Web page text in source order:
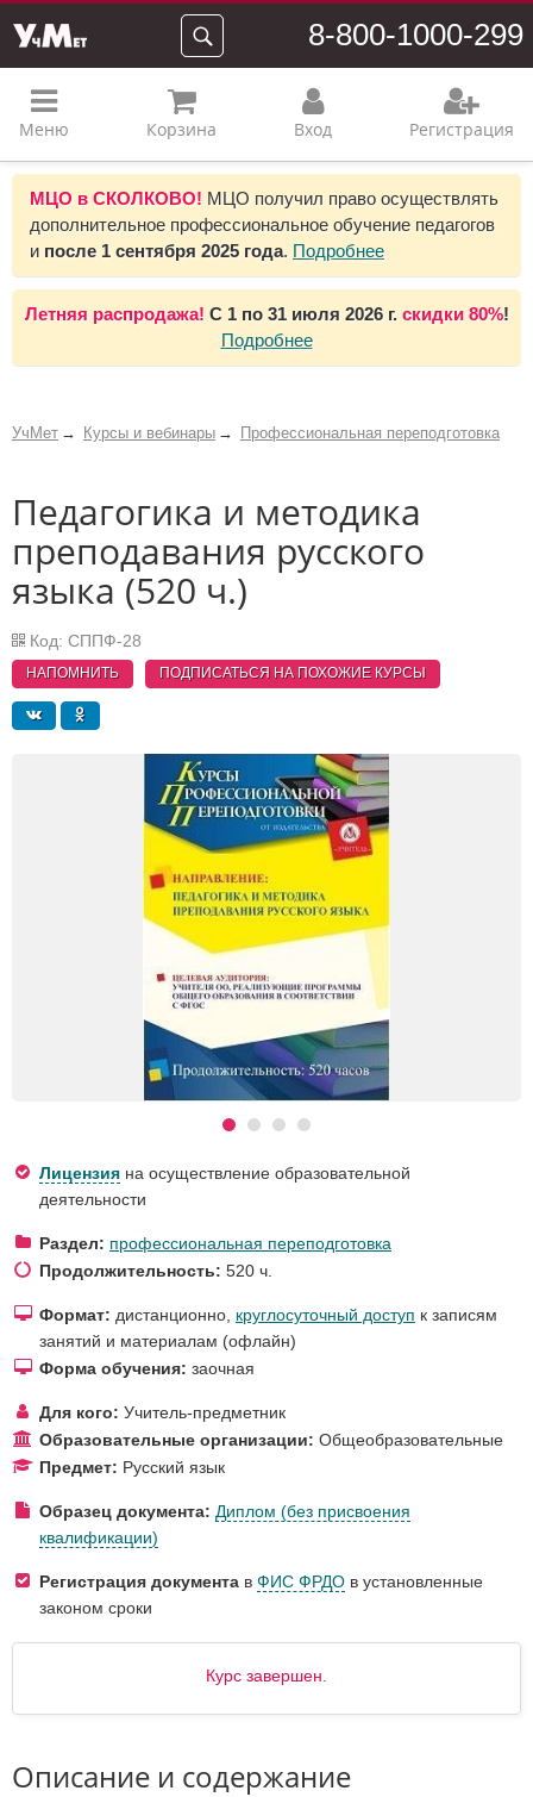
8-800-1000-299
Меню Корзина Вход Регистрация
МЦО в СКОЛКОВО! МЦО получил право осуществлять
дополнительное профессиональное обучение педагогов
и после 1 сентября 2025 года. Подробнее
Летняя распродажа! С 1 по 31 июля 2026 г. скидки 80%!
Подробнее
УчМет Курсы и вебинары Профессиональная переподготовка
Педагогика и методика
преподавания русского
языка (520 ч.)
Код: СППФ-28
НАПОМНИТЬ ПОДПИСАТЬСЯ НА ПОХОЖИЕКУРСЫ
Лицензия на осуществление образовательной
деятельности
Раздел: профессиональная переподготовка
Продолжительность: 520 ч.
Формат: дистанционно, круглосуточный доступ к записям
занятий и материалам (офлайн)
Форма обучения: заочная
Для кого: Учитель-предметник
Образовательные организации: Общеобразовательные
Предмет: Русский язык
Образец документа: Диплом (без присвоения
квалификации)
Регистрация документа в ФИС ФРДО в установленные
законом сроки
Курс завершен.
Описание и содержание